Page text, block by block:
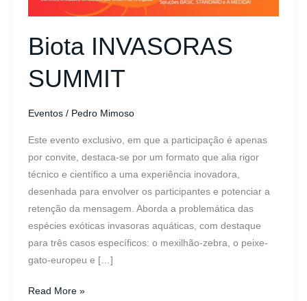
Biota INVASORAS
SUMMIT
Eventos/ Pedro Mimoso
Este evento exclusivo, em que a participação é apenas
por convite, destaca-se por um formato que alia rigor
técnico e científico a uma experiência inovadora,
desenhada para envolver os participantes e potenciar a
retenção da mensagem. Aborda a problemática das
espécies exóticas invasoras aquáticas, com destaque
para três casos específicos: o mexilhão-zebra, o peixe-
gato-europeu e […]
Read More »